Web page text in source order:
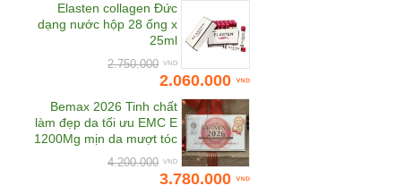
Bioline Jato
BL Miracle
Cheong Kwan Jang
Chunho Vina
Elasten collagen Đức
dạng nước hộp 28 ống x
25ml
2.750.000
2.060.000
Bemax 2026 Tinh chất
làm đẹp da tối ưu EMC E
1200Mg mịn da mượt tóc
4.200.000
3.780.000